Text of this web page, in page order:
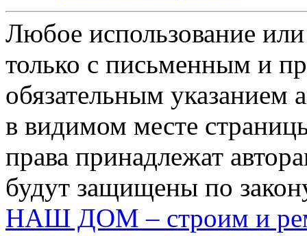
Любое использование
только с письменным и
обязательным указанием
в видимом месте
права принадлежат
будут защищены по
НАШ ДОМ – строим и